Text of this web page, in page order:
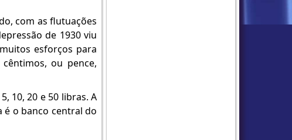
com as flutuações
de 1930 viu
esforços para
ou pence,
10, 20 e 50 libras. A
é o banco central do